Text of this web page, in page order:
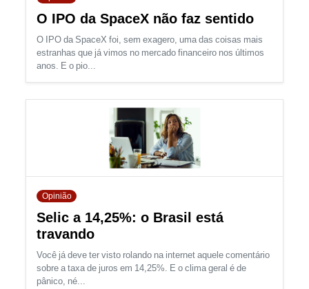
O IPO da SpaceX não faz sentido
O IPO da SpaceX foi, sem exagero, uma das coisas mais
estranhas que já vimos no mercado financeiro nos últimos
anos. E o pio...
Opinião
Selic a 14,25%: o Brasil está
travando
Você já deve ter visto rolando na internet aquele comentário
sobre a taxa de juros em 14,25%. E o clima geral é de
pânico, né...